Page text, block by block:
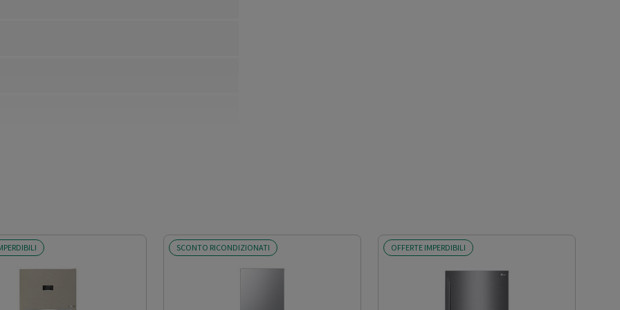
SCONTO RICONDIZIONATI OFFERTE IMPERDIBILI